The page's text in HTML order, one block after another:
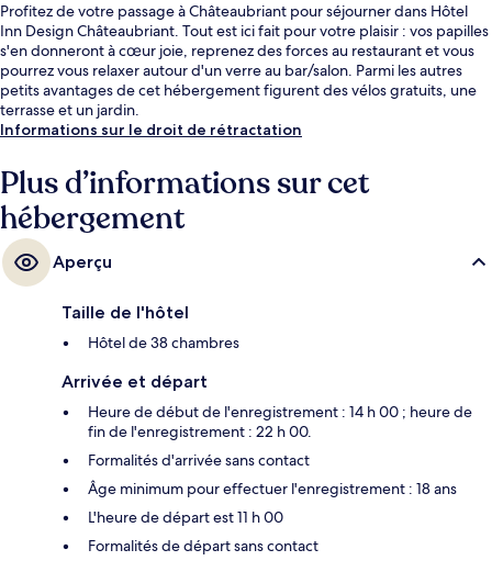
Profitez de votre passage à Châteaubriant pour séjourner dans Hôtel
Inn Design Châteaubriant. Tout est ici fait pour votre plaisir : vos papilles
s'en donneront à cœur joie, reprenez des forces au restaurant et vous
pourrez vous relaxer autour d'un verre au bar/salon. Parmi les autres
petits avantages de cet hébergement figurent des vélos gratuits, une
terrasse et un jardin.
Informations sur le droit de rétractation
Plus d’informations sur cet
hébergement
Aperçu
Taille de l'hôtel
Hôtel de 38 chambres
Arrivée et départ
Heure de début de l'enregistrement : 14 h 00 ; heure de
fin de l'enregistrement : 22 h 00.
Formalités d'arrivée sans contact
Âge minimum pour effectuer l'enregistrement : 18 ans
L'heure de départ est 11 h 00
Formalités de départ sans contact